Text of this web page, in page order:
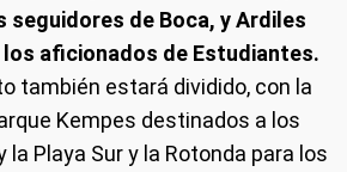
seguidores de Boca, y Ardiles
los aficionados de Estudiantes.
también estará dividido, con la
Kempes destinados a los
la Playa Sur y la Rotonda para los